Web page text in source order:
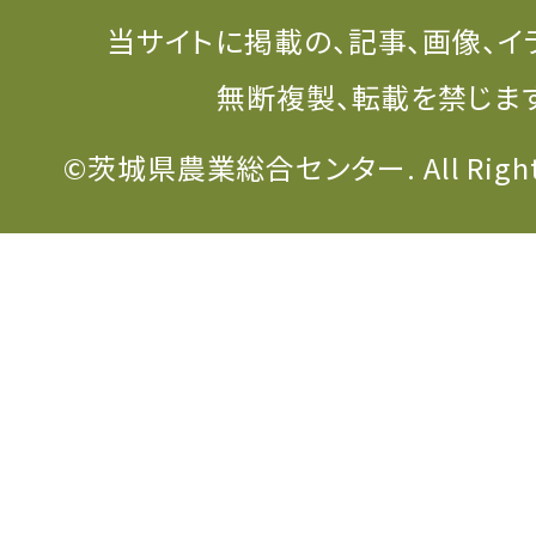
当サイトに掲載の、記事、画像、
無断複製、転載を禁じま
©茨城県農業総合センター. All